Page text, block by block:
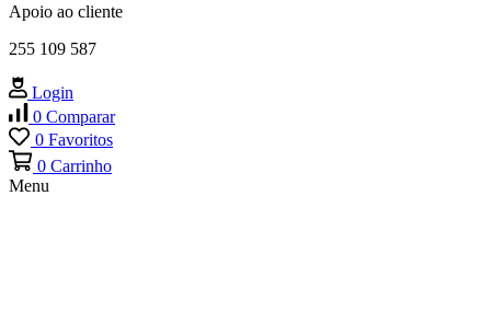
Apoio ao cliente
255 109 587
Login
0 Comparar
0 Favoritos
0 Carrinho
Menu